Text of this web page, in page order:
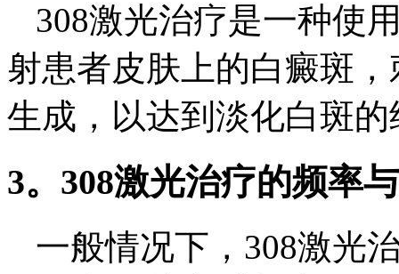
308激光治疗是一种使
射患者皮肤上的白癜斑
生成，以达到淡化白斑的
3。308激光治疗的频率
一般情况下，308激光